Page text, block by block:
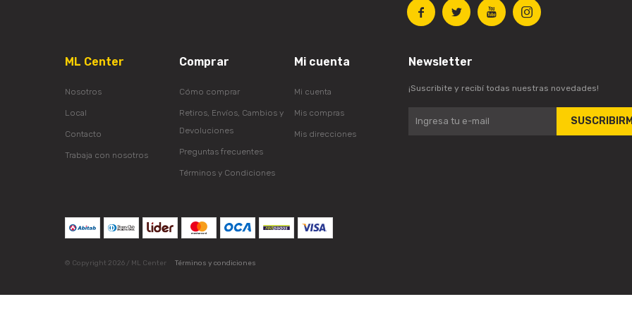
   
ML Center
Nosotros
Local
Contacto
Trabaja con nosotros
Comprar
Cómo comprar
Retiros, Envíos, Cambios y
Devoluciones
Preguntas frecuentes
Términos y Condiciones
Mi cuenta
Mi cuenta
Mis compras
Mis direcciones
Newsletter
¡Suscribite y recibí todas nuestras novedades!
© Copyright 2026 / ML Center Términos y condiciones